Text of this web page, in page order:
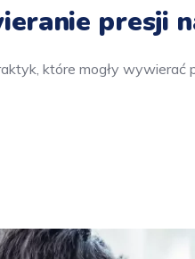
presji
które mogły wywierać